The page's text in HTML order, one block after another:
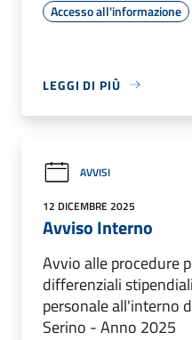
Accesso all'informazione
LEGGI DI PIÙ
AVVISI
12 DICEMBRE 2025
Avviso Interno
Avvio alle procedure
differenziali
personale all'interno
Serino - Anno 2025